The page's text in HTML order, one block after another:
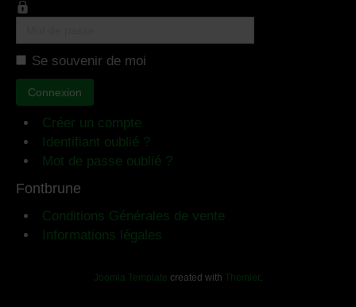
de
passeSe souvenir de moi
Connexion
Créer un compte
Identifiant oublié ?
Mot de passe oublié ?
Fontbrune
Conditions Générales de vente
Informations légales
Joomla Template created with Themler.